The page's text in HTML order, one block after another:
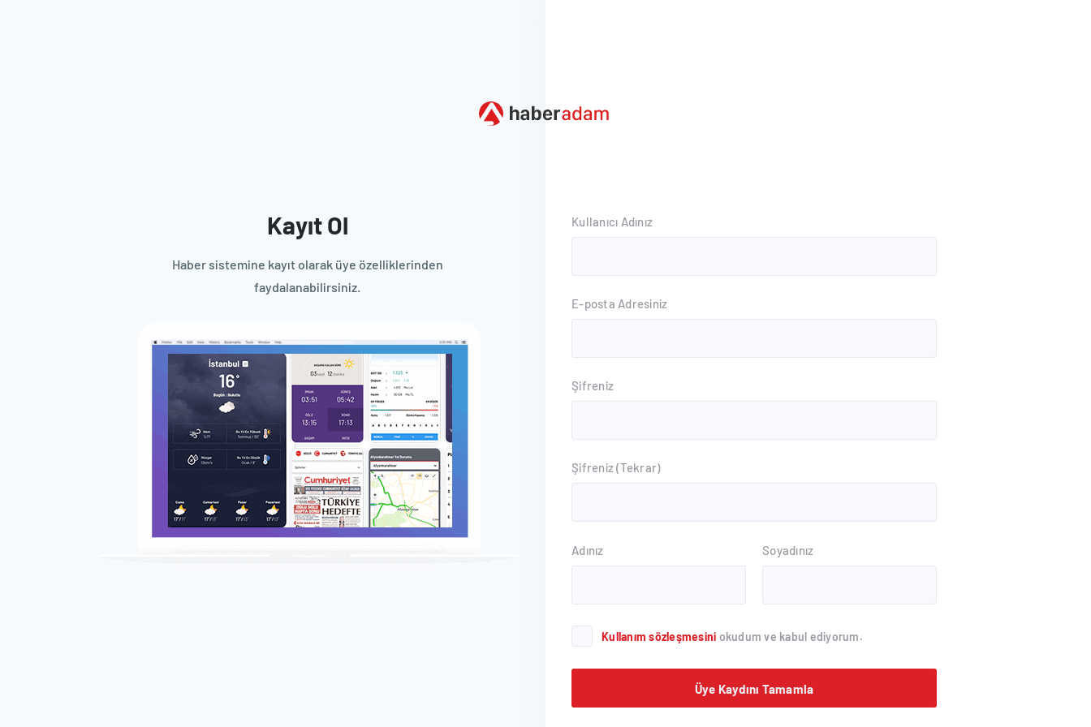
Kayıt Ol
Haber sistemine kayıt olarak üye özelliklerinden
faydalanabilirsiniz.
Kullanıcı Adınız
E-posta Adresiniz
Şifreniz
Şifreniz (Tekrar)
Adınız Soyadınız
Kullanım sözleşmesini okudum ve kabul ediyorum.
Üye Kaydını Tamamla